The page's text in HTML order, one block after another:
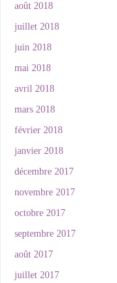
août 2018
juillet 2018
juin 2018
mai 2018
avril 2018
mars 2018
février 2018
janvier 2018
décembre 2017
novembre 2017
octobre 2017
septembre 2017
août 2017
juillet 2017